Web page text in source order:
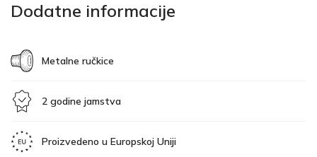
Dodatne informacije
Metalne ručkice
2 godine jamstva
Proizvedeno u Europskoj Uniji